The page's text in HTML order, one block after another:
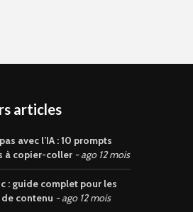
articles
avec l’IA : 10 prompts
à copier-coller
ago 12 mois
: guide complet pour les
contenu
ago 12 mois